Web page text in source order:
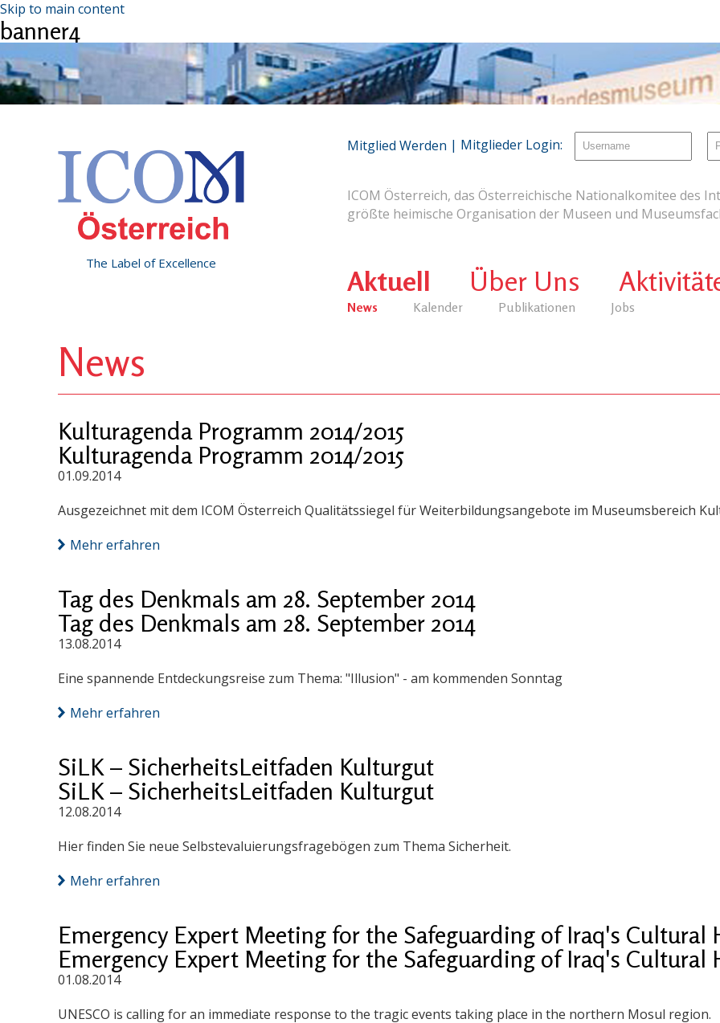
Skip to main content
banner4
The Label of Excellence
ICOM Österreich, das Österreichische Nationalkomitee des
größte heimische Organisation der Museen und
Aktuell
News Kalender Publikationen Jobs
Über Uns
Mitglied Werden | Mitglieder Login:
News
Kulturagenda Programm 2014/2015
Kulturagenda Programm 2014/2015
01.09.2014
Ausgezeichnet mit dem ICOM Österreich Qualitätssiegel für Weiterbildungsangebote im Museumsbereich
Mehr erfahren
Tag des Denkmals am 28. September 2014
Tag des Denkmals am 28. September 2014
13.08.2014
Eine spannende Entdeckungsreise zum Thema: "Illusion" - am kommenden Sonntag
Mehr erfahren
SiLK – SicherheitsLeitfaden Kulturgut
SiLK – SicherheitsLeitfaden Kulturgut
12.08.2014
Hier finden Sie neue Selbstevaluierungsfragebögen zum Thema Sicherheit.
Mehr erfahren
Emergency Expert Meeting for the Safeguarding of Iraq's Cultural
Emergency Expert Meeting for the Safeguarding of Iraq's Cultural
01.08.2014
UNESCO is calling for an immediate response to the tragic events taking place in the northern Mosul region.